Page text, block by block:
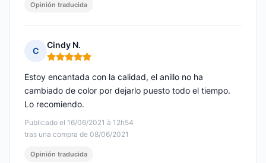
Opinión traducida
C
Cindy N.
Nota: 5 de 5
Publicado el 16/06/2021 à 12h54
tras una compra de 08/06/2021
Estoy encantada con la calidad, el anillo no ha
cambiado de color por dejarlo puesto todo el tiempo.
Lo recomiendo.
Opinión traducida